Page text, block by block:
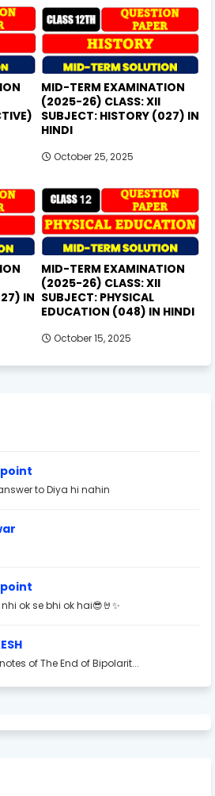
MID-TERM EXAMINATION
(2025-26) CLASS: XII
SUBJECT: HISTORY (027) IN
HINDI
October 25, 2025
IN
MID-TERM EXAMINATION
(2025-26) CLASS: XII
SUBJECT: PHYSICAL
EDUCATION (048) IN HINDI
October 15, 2025
to Diya hi nahin
ok se bhi ok hai😎🤘✨
notes of The End of Bipolarit...